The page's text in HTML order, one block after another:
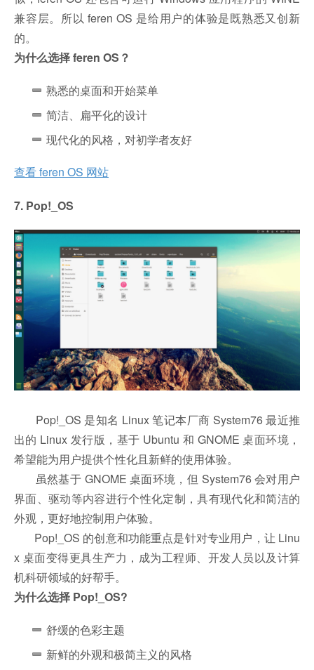
兼容层。所以 feren OS 是给用户的体验是既熟悉又创新
的。
为什么选择 feren OS？
熟悉的桌面和开始菜单
简洁、扁平化的设计
现代化的风格，对初学者友好
查看 feren OS 网站
7. Pop!_OS
Pop!_OS 是知名 Linux 笔记本厂商 System76 最近推
出的 Linux 发行版，基于 Ubuntu 和 GNOME 桌面环境，
希望能为用户提供个性化且新鲜的使用体验。
虽然基于 GNOME 桌面环境，但 System76 会对用户
界面、驱动等内容进行个性化定制，具有现代化和简洁的
外观，更好地控制用户体验。
Pop!_OS 的创意和功能重点是针对专业用户，让 Linu
x 桌面变得更具生产力，成为工程师、开发人员以及计算
机科研领域的好帮手。
为什么选择 Pop!_OS?
舒缓的色彩主题
新鲜的外观和极简主义的风格